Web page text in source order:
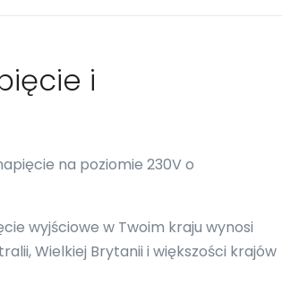
i
na poziomie 230V o
wyjściowe w Twoim kraju wynosi
Wielkiej Brytanii i większości krajów